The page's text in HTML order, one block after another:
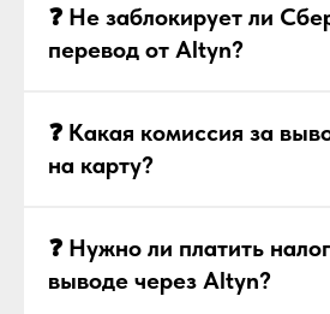
❓ Не заблокирует ли
перевод от Altyn?
❓ Какая комиссия за
на карту?
❓ Нужно ли платить
выводе через Altyn?